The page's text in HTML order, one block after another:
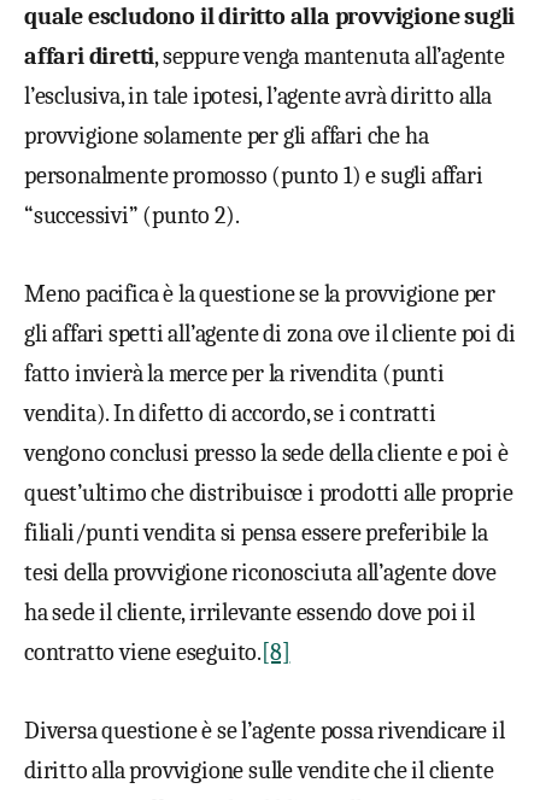
quale escludono il diritto alla provvigione sugli
affari diretti, seppure venga mantenuta all’agente
l’esclusiva, in tale ipotesi, l’agente avrà diritto alla
provvigione solamente per gli affari che ha
personalmente promosso (punto 1) e sugli affari
“successivi” (punto 2).
Meno pacifica è la questione se la provvigione per
gli affari spetti all’agente di zona ove il cliente poi di
fatto invierà la merce per la rivendita (punti
vendita). In difetto di accordo, se i contratti
vengono conclusi presso la sede della cliente e poi è
quest’ultimo che distribuisce i prodotti alle proprie
filiali/punti vendita si pensa essere preferibile la
tesi della provvigione riconosciuta all’agente dove
ha sede il cliente, irrilevante essendo dove poi il
contratto viene eseguito.[8]
Diversa questione è se l’agente possa rivendicare il
diritto alla provvigione sulle vendite che il cliente